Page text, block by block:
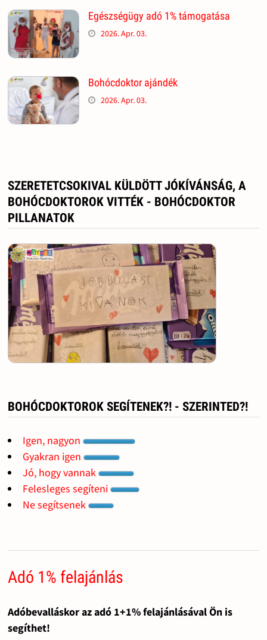
Egészségügy adó 1% támogatása
2026. Apr. 03.
Bohócdoktor ajándék
2026. Apr. 03.
SZERETETCSOKIVAL KÜLDÖTT JÓKÍVÁNSÁG, A
BOHÓCDOKTOROK VITTÉK - BOHÓCDOKTOR
PILLANATOK
BOHÓCDOKTOROK SEGÍTENEK?! - SZERINTED?!
Igen, nagyon
Gyakran igen
Jó, hogy vannak
Felesleges segíteni
Ne segítsenek
Adó 1% felajánlás
Adóbevalláskor az adó 1+1% felajánlásával Ön is
segíthet!